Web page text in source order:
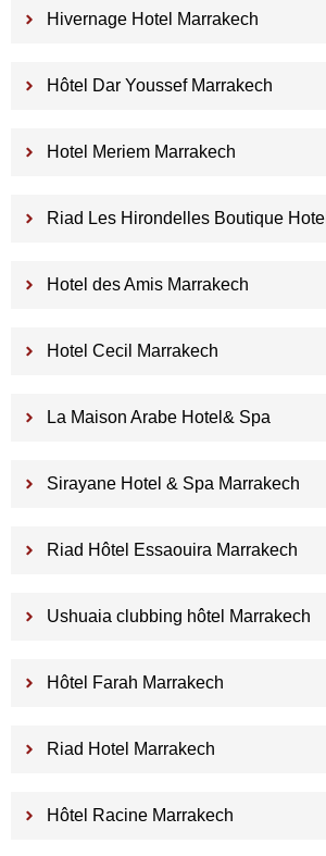
Hivernage Hotel Marrakech
Hôtel Dar Youssef Marrakech
Hotel Meriem Marrakech
Riad Les Hirondelles Boutique Hotel
Hotel des Amis Marrakech
Hotel Cecil Marrakech
La Maison Arabe Hotel& Spa
Sirayane Hotel & Spa Marrakech
Riad Hôtel Essaouira Marrakech
Ushuaia clubbing hôtel Marrakech
Hôtel Farah Marrakech
Riad Hotel Marrakech
Hôtel Racine Marrakech